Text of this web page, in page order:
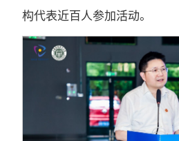
构代表近百人参加活动。